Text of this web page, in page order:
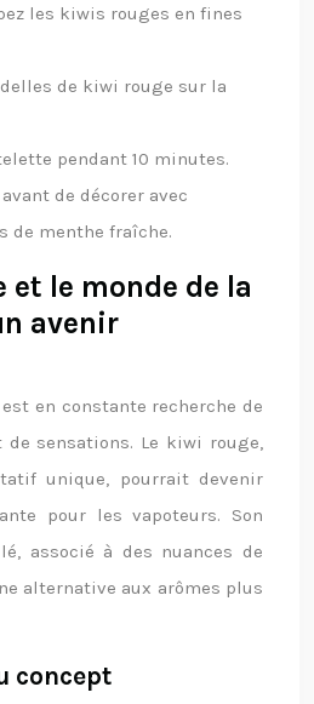
les kiwis rouges en fines
de kiwi rouge sur la
pendant 10 minutes.
de décorer avec
de menthe fraîche.
et le monde de la
avenir
en constante recherche de
de sensations. Le kiwi rouge,
unique, pourrait devenir
pour les vapoteurs. Son
associé à des nuances de
alternative aux arômes plus
concept